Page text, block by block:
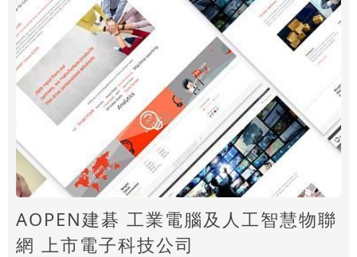
AOPEN建碁 工業電腦及人工智慧物聯
網 上市電子科技公司